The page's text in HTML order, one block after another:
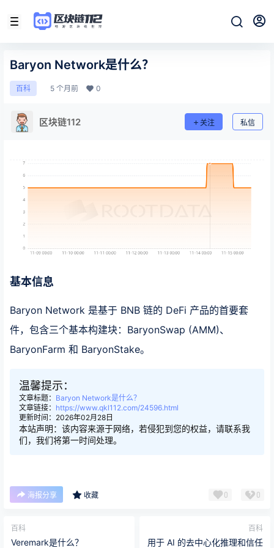
Baryon Network是什么？
百科 5 个月前 0
区块链112 关注 私信
基本信息
Baryon Network 是基于 BNB 链的 DeFi 产品的首要套
件，包含三个基本构建块：BaryonSwap (AMM)、
BaryonFarm 和 BaryonStake。
温馨提示：
文章标题： Baryon Network是什么？
文章链接： https://www.qkl112.com/24596.html
更新时间：2026年02月28日
本站声明：该内容来源于网络，若侵犯到您的权益，请联系我
们，我们将第一时间处理。
海报分享 收藏 0 0
百科
Veremark是什么？
百科
用于 AI 的去中心化推理和信任